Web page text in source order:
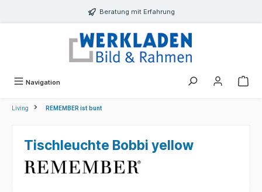
Beratung mit Erfahrung
Navigation
Living REMEMBER ist bunt
Tischleuchte Bobbi yellow